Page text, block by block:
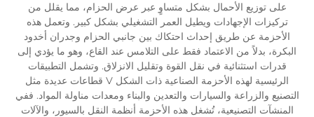
على توزيع الأحمال بشكل متساوٍ عبر عرض الحزام، مما يقلل من
تركيزات الإجهادات ويطيل العمر التشغيلي بشكل كبير. وتعمل هذه
الأحزمة عن طريق إحداث احتكاك بين جانبي الحزام وجدران أخدود
البكرة، بدلاً من الاعتماد فقط على التلامس عند القاع، وهو ما يؤدي إلى
قدرات استثنائية في نقل القوة وتقليل الانزلاق. وتشمل التطبيقات
الرئيسية لهذه الأحزمة الصناعية ذات الشكل V قطاعات عديدة مثل
التصنيع والزراعة والسيارات والتعدين والبناء ومعدات مناولة المواد. ففي
المنشآت التصنيعية، تُشغل هذه الأحزمة أنظمة النقل بالسيور، والآلات